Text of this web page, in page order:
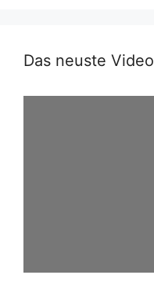
Das neuste Video